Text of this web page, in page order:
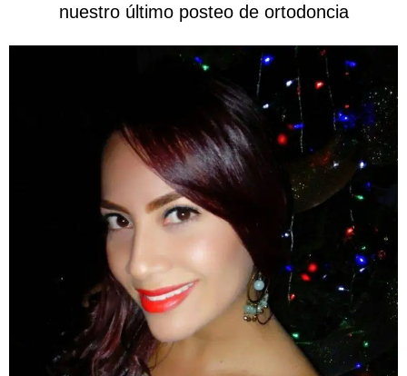
nuestro último posteo de ortodoncia